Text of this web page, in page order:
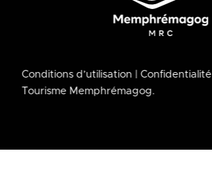
Conditions d’utilisation | Confidentialité
Tourisme Memphrémagog.